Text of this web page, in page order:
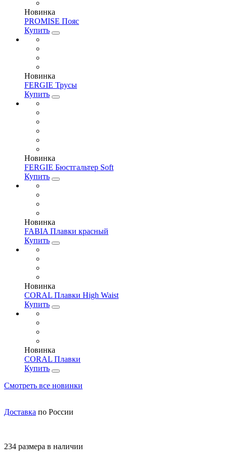
Новинка
PROMISE Пояс
Купить
Новинка
FERGIE Трусы
Купить
Новинка
FERGIE Бюстгальтер Soft
Купить
Новинка
FABIA Плавки красный
Купить
Новинка
CORAL Плавки High Waist
Купить
Новинка
CORAL Плавки
Купить
Смотреть все новинки
Доставка по России
234 размера в наличии